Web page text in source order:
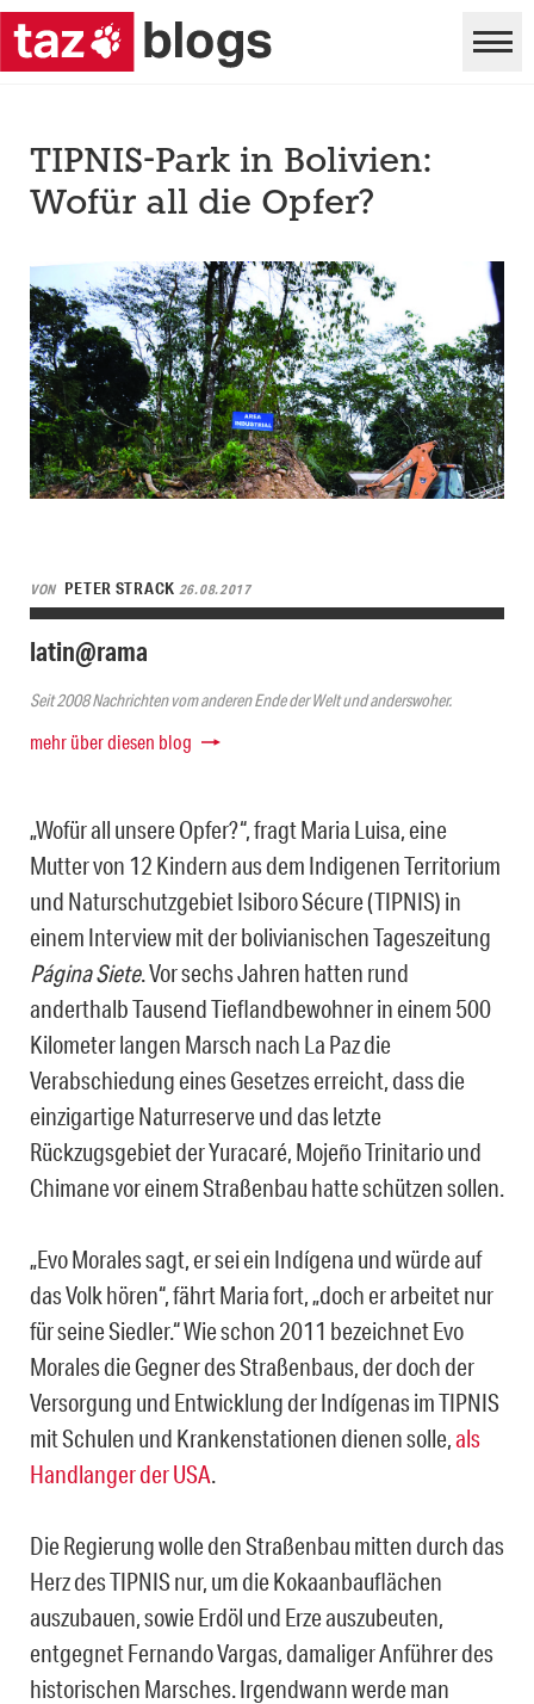
TIPNIS-Park in Bolivien:
Wofür all die Opfer?
VON PETER STRACK 26.08.2017
latin@rama
Seit 2008 Nachrichten vom anderen Ende der Welt und anderswoher.
mehr über diesen blog
„Wofür all unsere Opfer?“, fragt Maria Luisa, eine
Mutter von 12 Kindern aus dem Indigenen Territorium
und Naturschutzgebiet Isiboro Sécure (TIPNIS) in
einem Interview mit der bolivianischen Tageszeitung
Página Siete. Vor sechs Jahren hatten rund
anderthalb Tausend Tieflandbewohner in einem 500
Kilometer langen Marsch nach La Paz die
Verabschiedung eines Gesetzes erreicht, dass die
einzigartige Naturreserve und das letzte
Rückzugsgebiet der Yuracaré, Mojeño Trinitario und
Chimane vor einem Straßenbau hatte schützen sollen.
„Evo Morales sagt, er sei ein Indígena und würde auf
das Volk hören“, fährt Maria fort, „doch er arbeitet nur
für seine Siedler.“ Wie schon 2011 bezeichnet Evo
Morales die Gegner des Straßenbaus, der doch der
Versorgung und Entwicklung der Indígenas im TIPNIS
mit Schulen und Krankenstationen dienen solle,als
Handlanger der USA.
Die Regierung wolle den Straßenbau mitten durch das
Herz des TIPNIS nur, um die Kokaanbauflächen
auszubauen, sowie Erdöl und Erze auszubeuten,
entgegnet Fernando Vargas, damaliger Anführer des
historischen Marsches. Irgendwann werde man